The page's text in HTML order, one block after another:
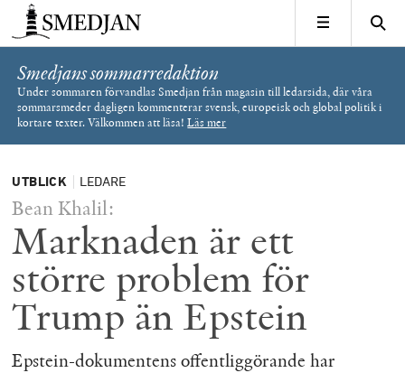
Timbro
MENY
Smedjans sommarredaktion
Under sommaren förvandlas Smedjan från magasin till ledarsida, där våra
sommarsmeder dagligen kommenterar svensk, europeisk och global politik i
kortare texter. Välkommen att läsa!Läs mer
UTBLICK LEDARE
Bean Khalil:
Marknaden är ett
större problem för
Trump än Epstein
Epstein-dokumentens offentliggörande har